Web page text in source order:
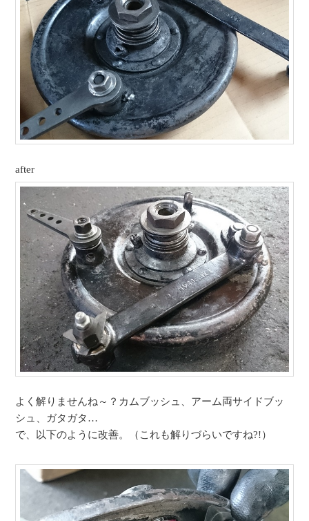
after
よく解りませんね～？カムブッシュ、アーム両サイドブッ
シュ、ガタガタ…
で、以下のように改善。（これも解りづらいですね?!）